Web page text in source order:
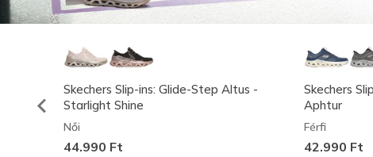
Skechers Slip-ins: Glide-Step Altus -
Starlight Shine
Női
44.990 Ft
Skechers
Aphtur
Férfi
42.990 Ft